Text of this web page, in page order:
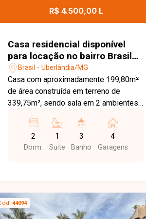
R$ 4.500,00 L
Casa residencial disponível
para locação no bairro Brasil
em Uberlândia-MG
Brasil - Uberlândia/MG
Casa com aproximadamente 199,80m²
de área construída em terreno de
339,75m², sendo sala em 2 ambientes,
sendo 1 suite, cozinha, lavanderia com
1 quarto, varanda e 4 vaga de garagem.
2
Dorm.
1
Suite
3
Banho
4
Garagens
44094